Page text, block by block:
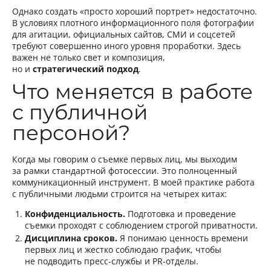
Однако создать «просто хороший портрет» недостаточно.
В условиях плотного информационного поля фотографии
для агитации, официальных сайтов, СМИ и соцсетей
требуют совершенно иного уровня проработки. Здесь
важен не только свет и композиция,
но и стратегический подход.
Что меняется в работе
с публичной
персоной?
Когда мы говорим о съемке первых лиц, мы выходим
за рамки стандартной фотосессии. Это полноценный
коммуникационный инструмент. В моей практике работа
с публичными людьми строится на четырех китах:
Конфиденциальность. Подготовка и проведение
съемки проходят с соблюдением строгой приватности.
Дисциплина сроков. Я понимаю ценность времени
первых лиц и жестко соблюдаю график, чтобы
не подводить пресс-службы и PR-отделы.